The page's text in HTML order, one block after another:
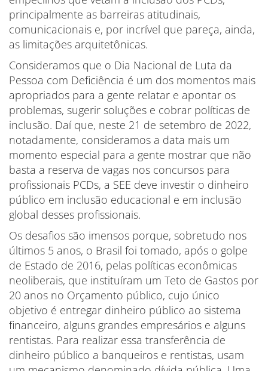
principalmente as barreiras atitudinais,
comunicacionais e, por incrível que pareça, ainda,
as limitações arquitetônicas.
Consideramos que o Dia Nacional de Luta da
Pessoa com Deficiência é um dos momentos mais
apropriados para a gente relatar e apontar os
problemas, sugerir soluções e cobrar políticas de
inclusão. Daí que, neste 21 de setembro de 2022,
notadamente, consideramos a data mais um
momento especial para a gente mostrar que não
basta a reserva de vagas nos concursos para
profissionais PCDs, a SEE deve investir o dinheiro
público em inclusão educacional e em inclusão
global desses profissionais.
Os desafios são imensos porque, sobretudo nos
últimos 5 anos, o Brasil foi tomado, após o golpe
de Estado de 2016, pelas políticas econômicas
neoliberais, que instituíram um Teto de Gastos por
20 anos no Orçamento público, cujo único
objetivo é entregar dinheiro público ao sistema
financeiro, alguns grandes empresários e alguns
rentistas. Para realizar essa transferência de
dinheiro público a banqueiros e rentistas, usam